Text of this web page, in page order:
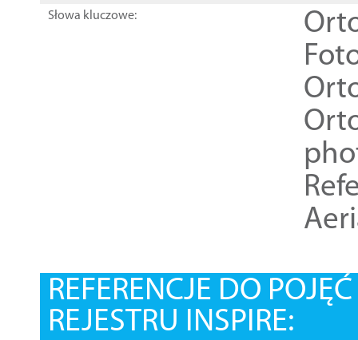
Słowa kluczowe:
REFERENCJE DO
REJESTRU INSPIRE: